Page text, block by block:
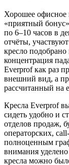
Хорошее офисное
«приятный
по 6–10 часов в
отчёты,
кресло подобрано
концентрация
Everprof как раз
внешний вид, а
рассчитанный на
Кресла Everprof
сидеть удобно и
отделов продаж,
операторских,
полноценным
внимания
кресла можно